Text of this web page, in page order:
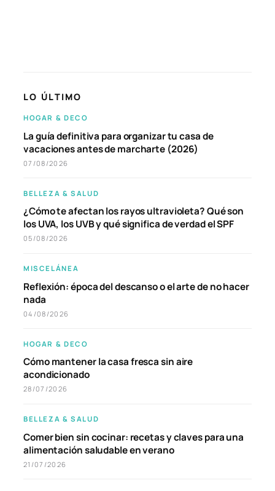
LO ÚLTIMO
HOGAR & DECO
La guía definitiva para organizar tu casa de
vacaciones antes de marcharte (2026)
07/08/2026
BELLEZA & SALUD
¿Cómo te afectan los rayos ultravioleta? Qué son
los UVA, los UVB y qué significa de verdad el SPF
05/08/2026
MISCELÁNEA
Reflexión: época del descanso o el arte de no hacer
nada
04/08/2026
HOGAR & DECO
Cómo mantener la casa fresca sin aire
acondicionado
28/07/2026
BELLEZA & SALUD
Comer bien sin cocinar: recetas y claves para una
alimentación saludable en verano
21/07/2026